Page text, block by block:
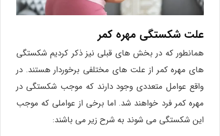
علت شکستگی مهره کمر
همانطور که در بخش‌ های قبلی نیز ذکر کردیم شکستگی‌
های مهره کمر از علت‌ های مختلفی برخوردار هستند. در
واقع عوامل متعددی وجود دارند که موجب شکستگی در
مهره کمر فرد خواهند شد. اما برخی از عواملی که موجب
این شکستگی می‌ شوند به شرح زیر می‌ باشند: